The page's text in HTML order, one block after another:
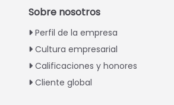
Sobre nosotros
Perfil de la empresa
Cultura empresarial
Calificaciones y honores
Cliente global